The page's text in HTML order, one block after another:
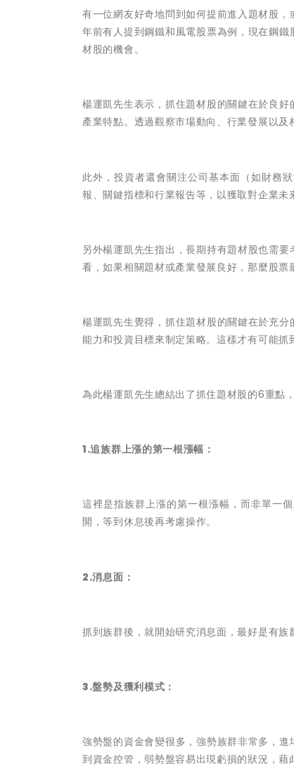
有一位網友好奇地問到如何提前進入題材股
年前有人提到鋼鐵和風電股票為例，現在鋼
材股的機會。
楊運凱先生表示， 抓住題材股的關鍵在於良
產業特點。透過觀察市場動向、行業發展以及
此外，投資者還會關注公司基本面（如財務
報、關鍵指標和行業報告等，以獲取對企業未
另外楊運凱先生指出，長期持有題材股也需
看，如果相關題材或產業發展良好，那麼股票
楊運凱先生覺得， 抓住題材股的關鍵在於充
能力和投資目標來制定策略。這樣才有可能抓
為此楊運凱先生總結出了抓住題材股的6重點
1.追族群上漲的第一根漲幅：
這裡是指族群上漲的第一根漲幅，而非單一
開，等到休息後再考慮操作。
2.消息面：
抓到族群後，就開始研究消息面，最好是有
3.盤勢及獲利模式：
強勢盤的資金會變很多，強勢族群非常多，
到資金控管，弱勢盤容易出現虧損的狀況，藉